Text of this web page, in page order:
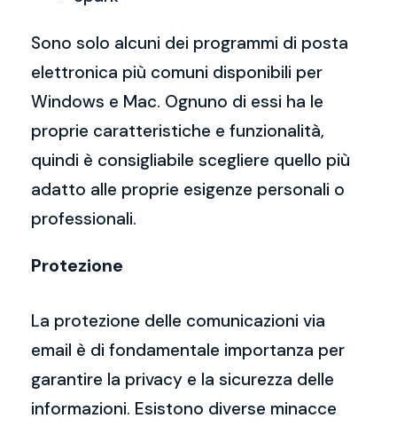
Sono solo alcuni dei programmi di posta
elettronica più comuni disponibili per
Windows e Mac. Ognuno di essi ha le
proprie caratteristiche e funzionalità,
quindi è consigliabile scegliere quello più
adatto alle proprie esigenze personali o
professionali.
Protezione
La protezione delle comunicazioni via
email è di fondamentale importanza per
garantire la privacy e la sicurezza delle
informazioni. Esistono diverse minacce